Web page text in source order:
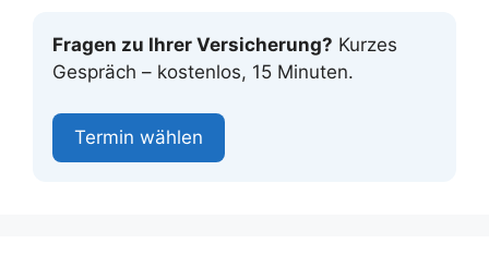
Fragen zu Ihrer Versicherung? Kurzes
Gespräch – kostenlos, 15 Minuten.
Termin wählen